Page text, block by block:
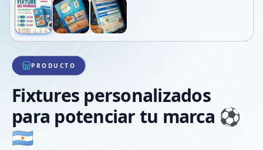
PRODUCTO
Fixtures personalizados
para potenciar tu marca ⚽
🇦🇷